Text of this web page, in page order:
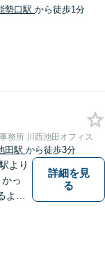
勢口駅 から徒歩1分
務所 川西池田オフィス
田駅 から徒歩3分
より
っ
う
詳細を見
る